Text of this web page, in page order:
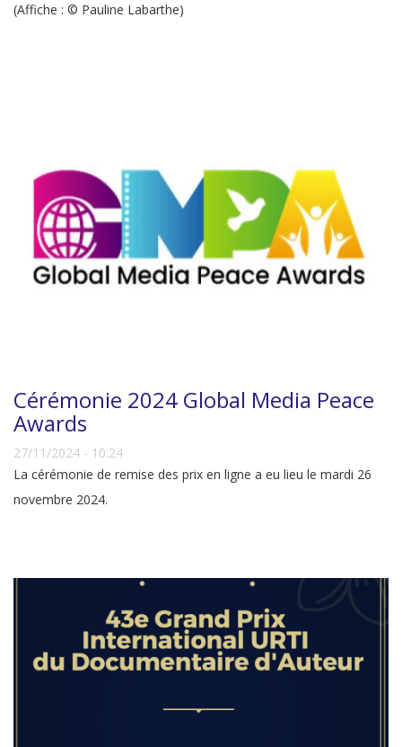
(Affiche : © Pauline Labarthe)
Cérémonie 2024 Global Media Peace
Awards
27/11/2024 - 10:24
La cérémonie de remise des prix en ligne a eu lieu le mardi 26
novembre 2024.